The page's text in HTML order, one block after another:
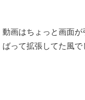
動画はちょっと画面
ばって拡張してた風で